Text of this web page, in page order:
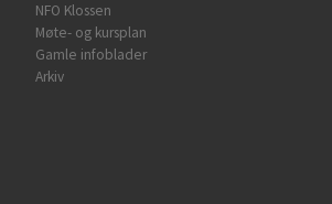
NFO Klossen
Møte- og kursplan
Gamle infoblader
Arkiv